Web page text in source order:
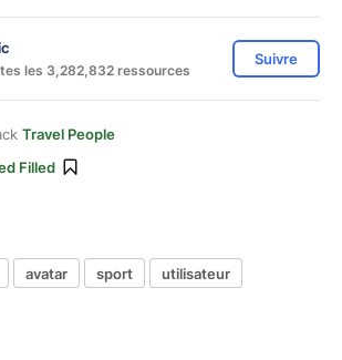
les 3,282,832 ressources
Suivre
Travel People
Filled
avatar sport
utilisateur